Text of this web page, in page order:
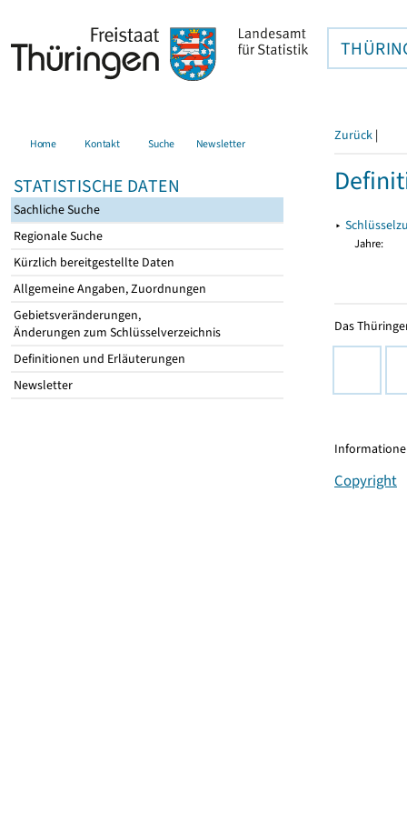
Home Kontakt Suche Newsletter
STATISTISCHE DATEN
Sachliche Suche
Regionale Suche
Kürzlich bereitgestellte Daten
Allgemeine Angaben, Zuordnungen
Gebietsveränderungen,
Änderungen zum Schlüsselverzeichnis
Definitionen und Erläuterungen
Newsletter
Zurück |
▸
Jahre:
Das
Copyright